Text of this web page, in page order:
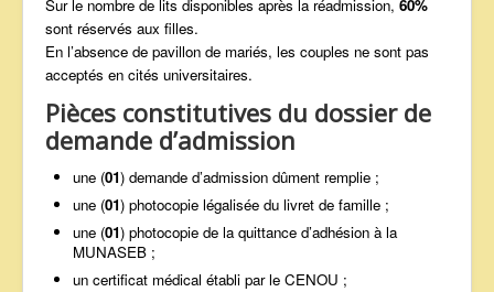
Sur le nombre de lits disponibles après la réadmission, 60%
sont réservés aux filles.
En l’absence de pavillon de mariés, les couples ne sont pas
acceptés en cités universitaires.
Pièces constitutives du dossier de
demande d’admission
une (01) demande d’admission dûment remplie ;
une (01) photocopie légalisée du livret de famille ;
une (01) photocopie de la quittance d’adhésion à la
MUNASEB ;
un certificat médical établi par le CENOU ;